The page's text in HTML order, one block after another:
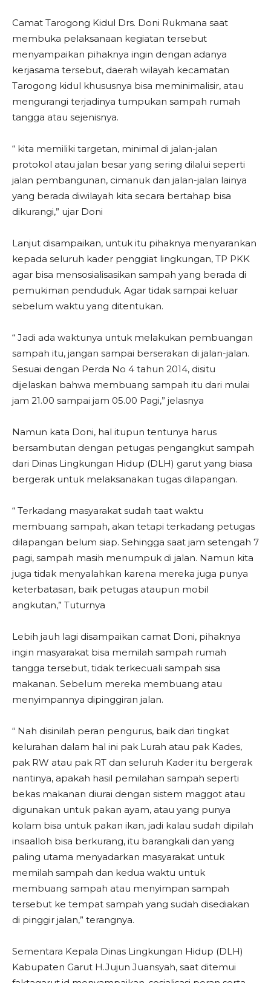
Camat Tarogong Kidul Drs. Doni Rukmana saat
membuka pelaksanaan kegiatan tersebut
menyampaikan pihaknya ingin dengan adanya
kerjasama tersebut, daerah wilayah kecamatan
Tarogong kidul khususnya bisa meminimalisir, atau
mengurangi terjadinya tumpukan sampah rumah
tangga atau sejenisnya.
“ kita memiliki targetan, minimal di jalan-jalan
protokol atau jalan besar yang sering dilalui seperti
jalan pembangunan, cimanuk dan jalan-jalan lainya
yang berada diwilayah kita secara bertahap bisa
dikurangi,” ujar Doni
Lanjut disampaikan, untuk itu pihaknya menyarankan
kepada seluruh kader penggiat lingkungan, TP PKK
agar bisa mensosialisasikan sampah yang berada di
pemukiman penduduk. Agar tidak sampai keluar
sebelum waktu yang ditentukan.
“ Jadi ada waktunya untuk melakukan pembuangan
sampah itu, jangan sampai berserakan di jalan-jalan.
Sesuai dengan Perda No 4 tahun 2014, disitu
dijelaskan bahwa membuang sampah itu dari mulai
jam 21.00 sampai jam 05.00 Pagi,” jelasnya
Namun kata Doni, hal itupun tentunya harus
bersambutan dengan petugas pengangkut sampah
dari Dinas Lingkungan Hidup (DLH) garut yang biasa
bergerak untuk melaksanakan tugas dilapangan.
“ Terkadang masyarakat sudah taat waktu
membuang sampah, akan tetapi terkadang petugas
dilapangan belum siap. Sehingga saat jam setengah 7
pagi, sampah masih menumpuk di jalan. Namun kita
juga tidak menyalahkan karena mereka juga punya
keterbatasan, baik petugas ataupun mobil
angkutan,” Tuturnya
Lebih jauh lagi disampaikan camat Doni, pihaknya
ingin masyarakat bisa memilah sampah rumah
tangga tersebut, tidak terkecuali sampah sisa
makanan. Sebelum mereka membuang atau
menyimpannya dipinggiran jalan.
“ Nah disinilah peran pengurus, baik dari tingkat
kelurahan dalam hal ini pak Lurah atau pak Kades,
pak RW atau pak RT dan seluruh Kader itu bergerak
nantinya, apakah hasil pemilahan sampah seperti
bekas makanan diurai dengan sistem maggot atau
digunakan untuk pakan ayam, atau yang punya
kolam bisa untuk pakan ikan, jadi kalau sudah dipilah
insaalloh bisa berkurang, itu barangkali dan yang
paling utama menyadarkan masyarakat untuk
memilah sampah dan kedua waktu untuk
membuang sampah atau menyimpan sampah
tersebut ke tempat sampah yang sudah disediakan
di pinggir jalan,” terangnya.
Sementara Kepala Dinas Lingkungan Hidup (DLH)
Kabupaten Garut H.Jujun Juansyah, saat ditemui